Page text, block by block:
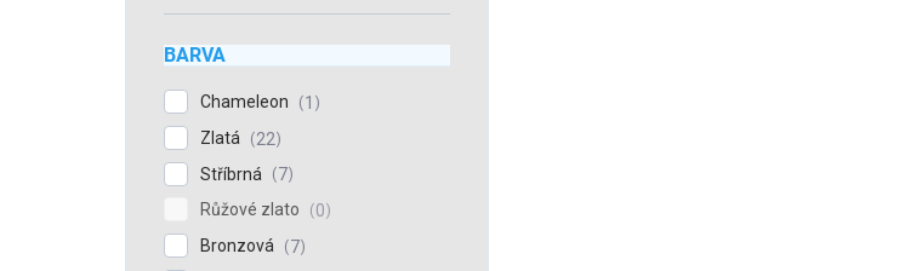
BARVA
Chameleon
1
Zlatá
22
Stříbrná
7
Růžové zlato
0
Bronzová
7